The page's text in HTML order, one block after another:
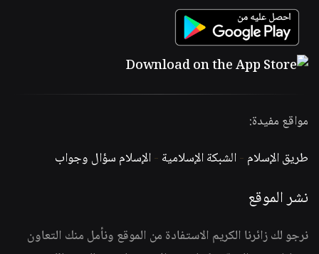
مواقع مفيدة:
طريق الإسلام -الشبكة الإسلامية -الإسلام سؤال وجواب
نشر الموقع
نرجو لك زائرنا الكريم الاستفادة من الموقع ونأمل منك التعاون